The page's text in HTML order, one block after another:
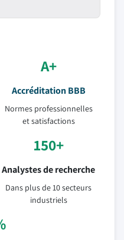
A+
Accréditation BBB
Normes professionnelles
et satisfactions
150+
Analystes de recherche
Dans plus de 10 secteurs
industriels